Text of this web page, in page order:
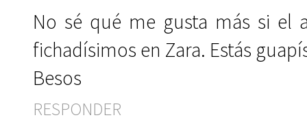
No sé qué me gusta más si el
fichadísimos en Zara. Estás
Besos
RESPONDER